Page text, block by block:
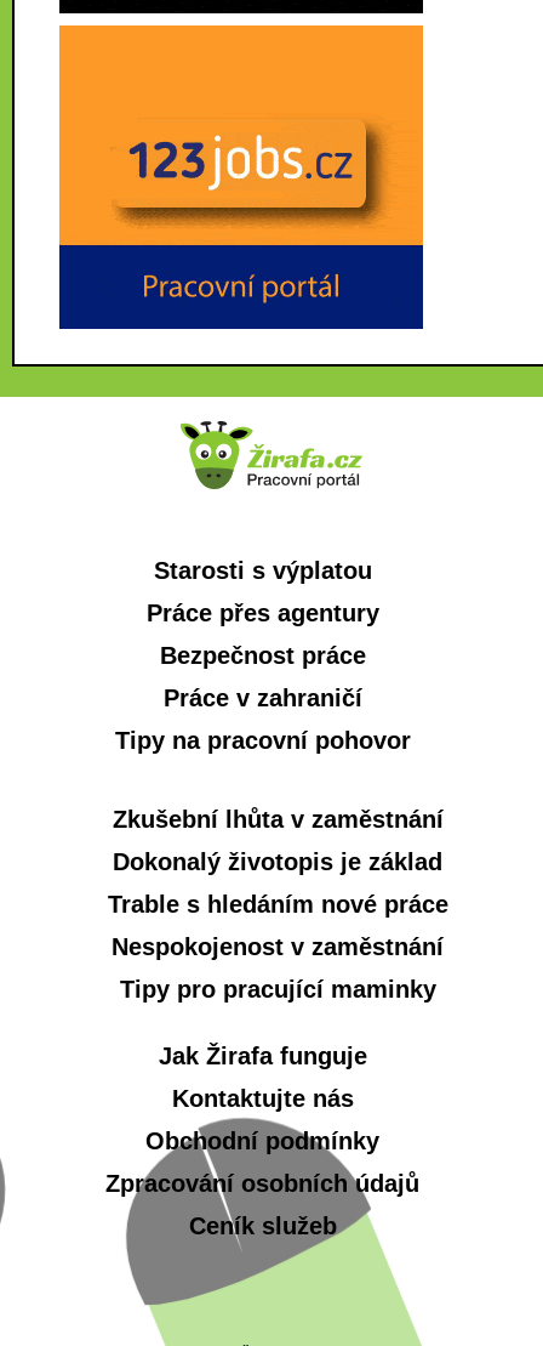
Starosti s výplatou
Práce přes agentury
Bezpečnost práce
Práce v zahraničí
Tipy na pracovní pohovor
Zkušební lhůta v zaměstnání
Dokonalý životopis je základ
Trable s hledáním nové práce
Nespokojenost v zaměstnání
Tipy pro pracující maminky
Jak Žirafa funguje
Kontaktujte nás
Obchodní podmínky
Zpracování osobních údajů
Ceník služeb